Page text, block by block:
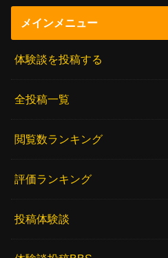
メインメニュー
体験談を投稿する
全投稿一覧
閲覧数ランキング
評価ランキング
投稿体験談